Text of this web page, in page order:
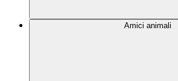
Amici animali